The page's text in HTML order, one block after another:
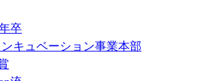
卒
キュベーション事業本部